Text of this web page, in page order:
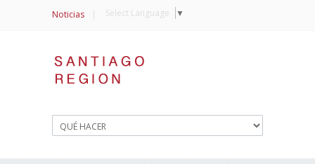
Noticias | Select Language ▼